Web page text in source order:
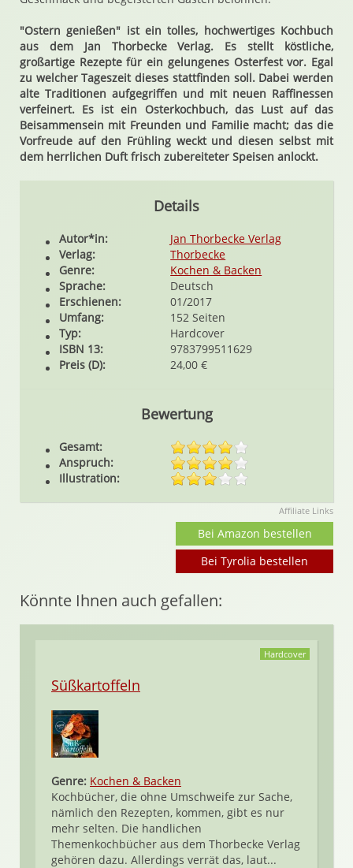
"Ostern genießen" ist ein tolles, hochwertiges Kochbuch
aus dem Jan Thorbecke Verlag. Es stellt köstliche,
großartige Rezepte für ein gelungenes Osterfest vor. Egal
zu welcher Tageszeit dieses stattfinden soll. Dabei werden
alte Traditionen aufgegriffen und mit neuen Raffinessen
verfeinert. Es ist ein Osterkochbuch, das Lust auf das
Beisammensein mit Freunden und Familie macht; das die
Vorfreude auf den Frühling weckt und diesen selbst mit
dem herrlichen Duft frisch zubereiteter Speisen anlockt.
Details
Autor*in:
Jan Thorbecke Verlag
Verlag:
Thorbecke
Genre:
Kochen & Backen
Sprache:
Deutsch
Erschienen:
01/2017
Umfang:
152 Seiten
Typ:
Hardcover
ISBN 13:
9783799511629
Preis (D):
24,00 €
Bewertung
Gesamt:
Anspruch:
Illustration:
Affiliate Links
Bei Amazon bestellen
Bei Tyrolia bestellen
Könnte Ihnen auch gefallen:
Hardcover
Süßkartoffeln
Genre: Kochen & Backen
Kochbücher, die ohne Umschweife zur Sache,
nämlich den Rezepten, kommen, gibt es nur
mehr selten. Die handlichen
Themenkochbücher aus dem Thorbecke Verlag
gehören dazu. Allerdings verrät das, laut...